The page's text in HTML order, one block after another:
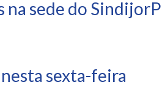
sede do
sexta-feira